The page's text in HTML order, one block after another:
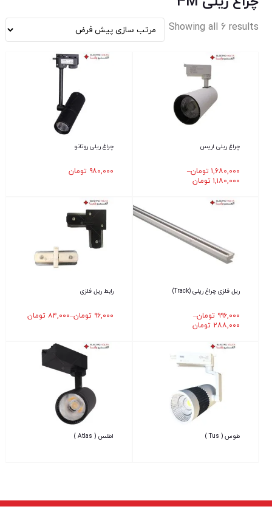
Showing all 6 results
چراغ ریلی اریس
۱,۶۸۰,۰۰۰ تومان–
۱,۱۸۰,۰۰۰ تومان
چراغ ریلی روتانو
۹۸۰,۰۰۰ تومان
ریل فلزی چراغ ریلی (Track)
۹۹۶,۰۰۰ تومان–
۲۸۸,۰۰۰ تومان
رابط ریل فلزی
۹۶,۰۰۰ تومان–۸۴,۰۰۰ تومان
طوس ( Tus ) اطلس ( Atlas )